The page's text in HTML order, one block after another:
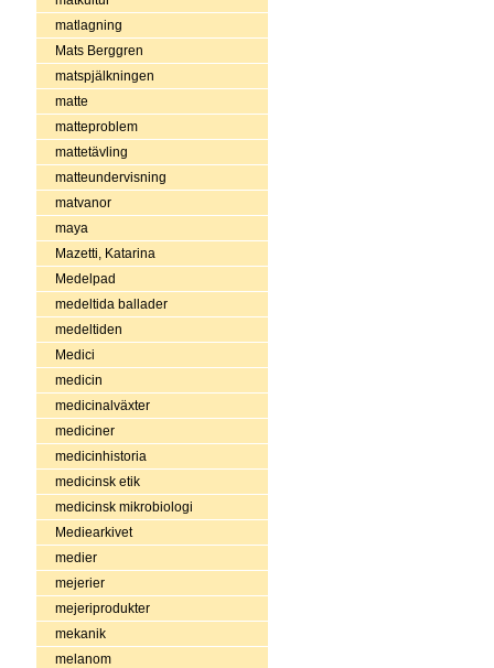
matlagning
Mats Berggren
matspjälkningen
matte
matteproblem
mattetävling
matteundervisning
matvanor
maya
Mazetti, Katarina
Medelpad
medeltida ballader
medeltiden
Medici
medicin
medicinalväxter
mediciner
medicinhistoria
medicinsk etik
medicinsk mikrobiologi
Mediearkivet
medier
mejerier
mejeriprodukter
mekanik
melanom